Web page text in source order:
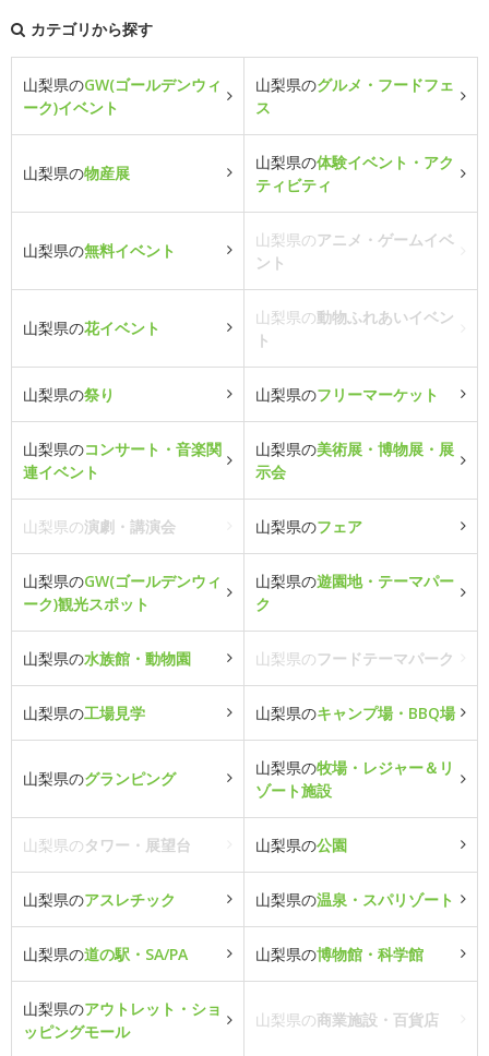
カテゴリから探す
山梨県のGW(ゴールデンウィ
ーク)イベント
山梨県のグルメ・フードフェ
ス
山梨県の物産展
山梨県の体験イベント・アク
ティビティ
山梨県の無料イベント
山梨県のアニメ・ゲームイベ
ント
山梨県の花イベント
山梨県の動物ふれあいイベン
ト
山梨県の祭り 山梨県のフリーマーケット
山梨県のコンサート・音楽関
連イベント
山梨県の美術展・博物展・展
示会
山梨県の演劇・講演会 山梨県のフェア
山梨県のGW(ゴールデンウィ
ーク)観光スポット
山梨県の遊園地・テーマパー
ク
山梨県の水族館・動物園 山梨県のフードテーマパーク
山梨県の工場見学 山梨県のキャンプ場・BBQ場
山梨県のグランピング
山梨県の牧場・レジャー＆リ
ゾート施設
山梨県のタワー・展望台 山梨県の公園
山梨県のアスレチック 山梨県の温泉・スパリゾート
山梨県の道の駅・SA/PA 山梨県の博物館・科学館
山梨県のアウトレット・ショ
ッピングモール
山梨県の商業施設・百貨店